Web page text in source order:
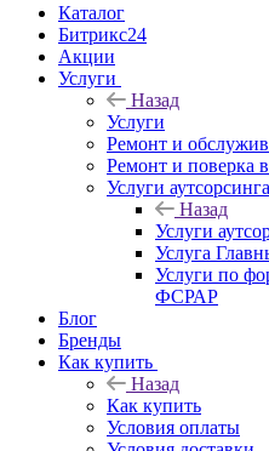
Каталог
Битрикс24
Акции
Услуги
Назад
Услуги
Ремонт и
Ремонт и поверка
Услуги аутсорсинга
Назад
Услуги
Услуга
Услуги по
ФСРАР
Блог
Бренды
Как купить
Назад
Как купить
Условия оплаты